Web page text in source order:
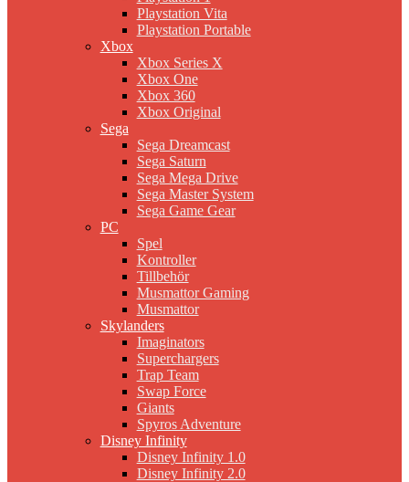
Playstation Vita
Playstation Portable
Xbox
Xbox Series X
Xbox One
Xbox 360
Xbox Original
Sega
Sega Dreamcast
Sega Saturn
Sega Mega Drive
Sega Master System
Sega Game Gear
PC
Spel
Kontroller
Tillbehör
Musmattor Gaming
Musmattor
Skylanders
Imaginators
Superchargers
Trap Team
Swap Force
Giants
Spyros Adventure
Disney Infinity
Disney Infinity 1.0
Disney Infinity 2.0